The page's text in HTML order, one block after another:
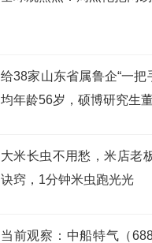
给38家山东省属鲁企“一把
均年龄56岁，硕博研究生
大米长虫不用愁，米店老
诀窍，1分钟米虫跑光光
当前观察：中船特气（